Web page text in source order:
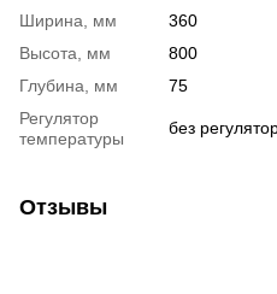
Ширина, мм
360
Высота, мм
800
Глубина, мм
75
Регулятор
температуры
без
Отзывы